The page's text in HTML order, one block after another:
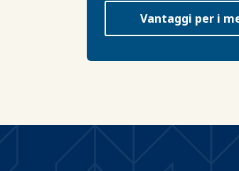
Vantaggi per i